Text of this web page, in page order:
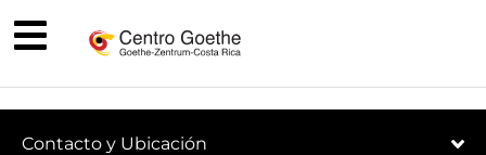
Contacto y Ubicación